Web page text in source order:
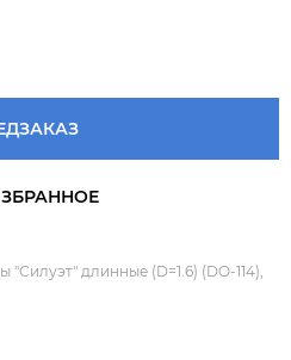
"Силуэт" длинные (D=1.6) (DO-114),